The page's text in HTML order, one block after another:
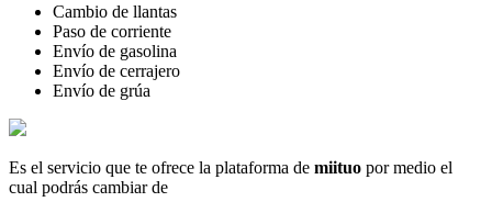
Cambio de llantas
Paso de corriente
Envío de gasolina
Envío de cerrajero
Envío de grúa
Es el servicio que te ofrece la plataforma de miituo por medio el
cual podrás cambiar de